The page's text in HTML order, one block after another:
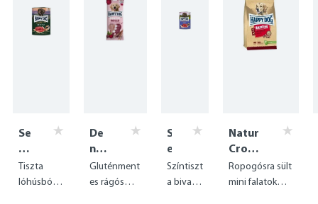
Se
ns
ib
le
Tiszta
lóhúsból
De
nta
l
Sna
Gluténment
es rágós
S
e
n
s
Színtiszt
a bivaly,
Natur
Croq
Mini
Knoch
Ropogósra sült
mini falatok